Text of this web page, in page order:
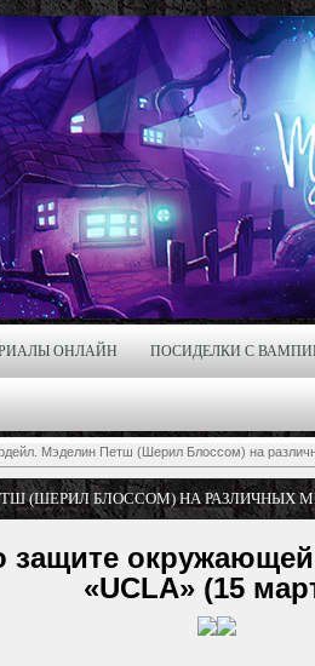
ОНЛАЙН ПОСИДЕЛКИ С
Мэделин Петш (Шерил Блоссом) на
(ШЕРИЛ БЛОССОМ) НА РАЗЛИЧНЫХ
защите
«UCLA» (15